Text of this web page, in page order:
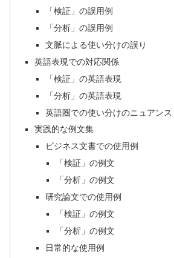
「検証」の誤用例
「分析」の誤用例
文脈による使い分けの誤り
英語表現での対応関係
「検証」の英語表現
「分析」の英語表現
英語圏での使い分けのニュアンス
実践的な例文集
ビジネス文書での使用例
「検証」の例文
「分析」の例文
研究論文での使用例
「検証」の例文
「分析」の例文
日常的な使用例